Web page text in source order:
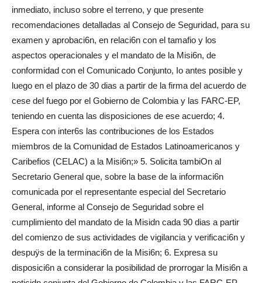
inmediato, incluso sobre el terreno, y que presente
recomendaciones detalladas al Consejo de Seguridad, para su
examen y aprobaci6n, en relaci6n con el tamafio y los
aspectos operacionales y el mandato de la Misi6n, de
conformidad con el Comunicado Conjunto, Io antes posible y
luego en el plazo de 30 dias a partir de la firma del acuerdo de
cese del fuego por el Gobierno de Colombia y las FARC-EP,
teniendo en cuenta las disposiciones de ese acuerdo; 4.
Espera con inter6s las contribuciones de los Estados
miembros de la Comunidad de Estados Latinoamericanos y
Caribefios (CELAC) a la Misi6n;» 5. Solicita tambiOn al
Secretario General que, sobre la base de la informaci6n
comunicada por el representante especial del Secretario
General, informe al Consejo de Seguridad sobre el
cumplimiento del mandato de la Misidn cada 90 dias a partir
del comienzo de sus actividades de vigilancia y verificaci6n y
despuÿs de la terminaci6n de la Misi6n; 6. Expresa su
disposici6n a considerar la posibilidad de prorrogar la Misi6n a